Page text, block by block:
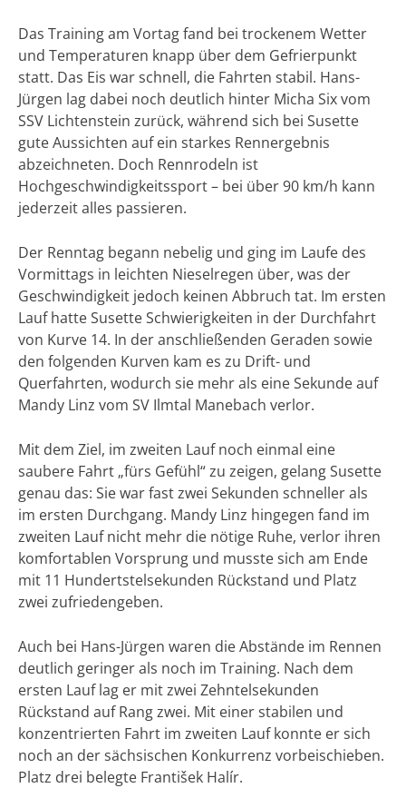
Das Training am Vortag fand bei trockenem Wetter
und Temperaturen knapp über dem Gefrierpunkt
statt. Das Eis war schnell, die Fahrten stabil. Hans-
Jürgen lag dabei noch deutlich hinter Micha Six vom
SSV Lichtenstein zurück, während sich bei Susette
gute Aussichten auf ein starkes Rennergebnis
abzeichneten. Doch Rennrodeln ist
Hochgeschwindigkeitssport – bei über 90 km/h kann
jederzeit alles passieren.
Der Renntag begann nebelig und ging im Laufe des
Vormittags in leichten Nieselregen über, was der
Geschwindigkeit jedoch keinen Abbruch tat. Im ersten
Lauf hatte Susette Schwierigkeiten in der Durchfahrt
von Kurve 14. In der anschließenden Geraden sowie
den folgenden Kurven kam es zu Drift- und
Querfahrten, wodurch sie mehr als eine Sekunde auf
Mandy Linz vom SV Ilmtal Manebach verlor.
Mit dem Ziel, im zweiten Lauf noch einmal eine
saubere Fahrt „fürs Gefühl“ zu zeigen, gelang Susette
genau das: Sie war fast zwei Sekunden schneller als
im ersten Durchgang. Mandy Linz hingegen fand im
zweiten Lauf nicht mehr die nötige Ruhe, verlor ihren
komfortablen Vorsprung und musste sich am Ende
mit 11 Hundertstelsekunden Rückstand und Platz
zwei zufriedengeben.
Auch bei Hans-Jürgen waren die Abstände im Rennen
deutlich geringer als noch im Training. Nach dem
ersten Lauf lag er mit zwei Zehntelsekunden
Rückstand auf Rang zwei. Mit einer stabilen und
konzentrierten Fahrt im zweiten Lauf konnte er sich
noch an der sächsischen Konkurrenz vorbeischieben.
Platz drei belegte František Halír.